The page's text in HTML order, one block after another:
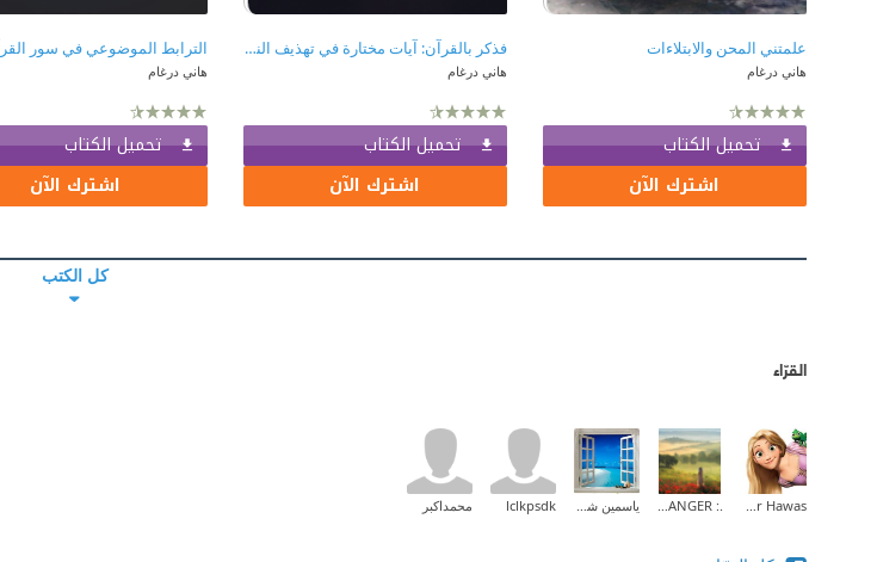
علمتني المحن والابتلاءات
هاني درغام
تحميل الكتاب
اشترك الآن
فذكر بالقرآن: آيات مختارة في تهذيف النفس الأمارة
هاني درغام
تحميل الكتاب
اشترك الآن
هاني درغام
تحميل الكتاب
اشترك الآن
كل الكتب
القرّاء
lclkpsdk محمداكبر